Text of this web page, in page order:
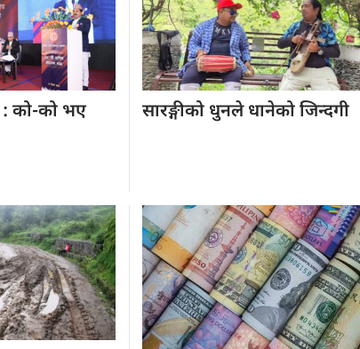
: को-को भए
सारङ्गीको धुनलेधानेको जिन्दगी